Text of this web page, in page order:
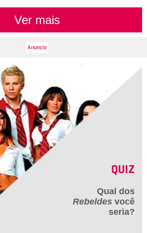
Ver mais
QUIZ
Qual dos
Rebeldes você
seria?